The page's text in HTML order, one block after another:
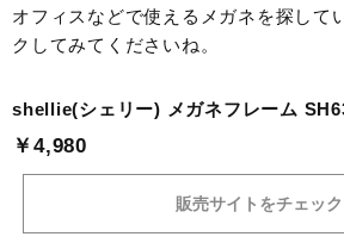
オフィスなどで使えるメガネを探して
クしてみてくださいね。
shellie(シェリー) メガネフレーム
￥4,980
販売サイトをチェック